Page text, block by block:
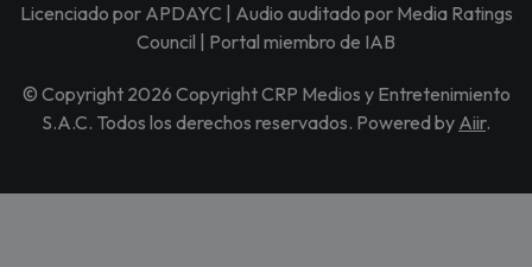
Licenciado por APDAYC | Audio auditado por Media Ratings
Council | Portal miembro de IAB
© Copyright 2026 Copyright CRP Medios y Entretenimiento
S.A.C. Todos los derechos reservados. Powered by Aiir.